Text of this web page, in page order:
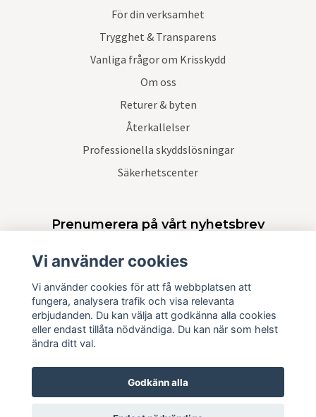
För din verksamhet
Trygghet & Transparens
Vanliga frågor om Krisskydd
Om oss
Returer & byten
Återkallelser
Professionella skyddslösningar
Säkerhetscenter
Prenumerera på vårt nyhetsbrev
Vi använder cookies
Vi använder cookies för att få webbplatsen att
fungera, analysera trafik och visa relevanta
erbjudanden. Du kan välja att godkänna alla cookies
eller endast tillåta nödvändiga. Du kan när som helst
ändra ditt val.
Godkänn alla